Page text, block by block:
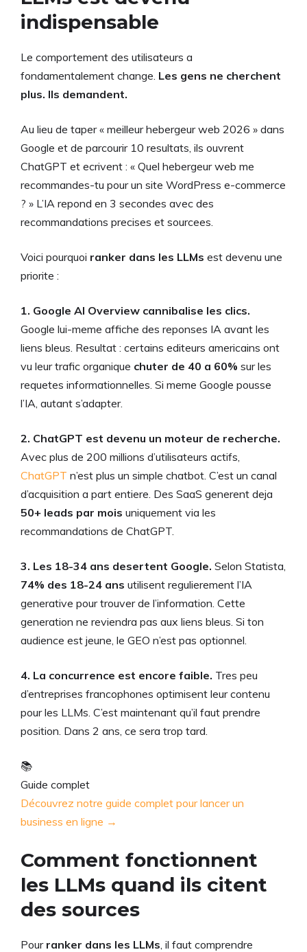
indispensable
Le comportement des utilisateurs a
fondamentalement change. Les gens ne cherchent
plus. Ils demandent.
Au lieu de taper « meilleur hebergeur web 2026 » dans
Google et de parcourir 10 resultats, ils ouvrent
ChatGPT et ecrivent : « Quel hebergeur web me
recommandes-tu pour un site WordPress e-commerce
? » L’IA repond en 3 secondes avec des
recommandations precises et sourcees.
Voici pourquoi ranker dans les LLMs est devenu une
priorite :
1. Google AI Overview cannibalise les clics.
Google lui-meme affiche des reponses IA avant les
liens bleus. Resultat : certains editeurs americains ont
vu leur trafic organique chuter de 40 a 60% sur les
requetes informationnelles. Si meme Google pousse
l’IA, autant s’adapter.
2. ChatGPT est devenu un moteur de recherche.
Avec plus de 200 millions d’utilisateurs actifs,
ChatGPT n’est plus un simple chatbot. C’est un canal
d’acquisition a part entiere. Des SaaS generent deja
50+ leads par mois uniquement via les
recommandations de ChatGPT.
3. Les 18-34 ans desertent Google. Selon Statista,
74% des 18-24 ans utilisent regulierement l’IA
generative pour trouver de l’information. Cette
generation ne reviendra pas aux liens bleus. Si ton
audience est jeune, le GEO n’est pas optionnel.
4. La concurrence est encore faible. Tres peu
d’entreprises francophones optimisent leur contenu
pour les LLMs. C’est maintenant qu’il faut prendre
position. Dans 2 ans, ce sera trop tard.
📚
Guide complet
Découvrez notre guide complet pour lancer un
business en ligne →
Comment fonctionnent
les LLMs quand ils citent
des sources
Pour ranker dans les LLMs , il faut comprendre